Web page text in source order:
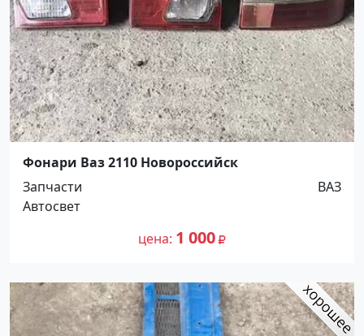
Фонари Ваз 2110 Новороссийск
Запчасти
ВАЗ
Автосвет
цена 1 000